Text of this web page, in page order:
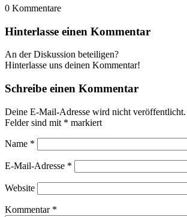
0 Kommentare
Hinterlasse einen Kommentar
An der Diskussion beteiligen?
Hinterlasse uns deinen Kommentar!
Schreibe einen Kommentar
Deine E-Mail-Adresse wird nicht veröffentlicht.
Felder sind mit * markiert
Name *
E-Mail-Adresse *
Website
Kommentar *